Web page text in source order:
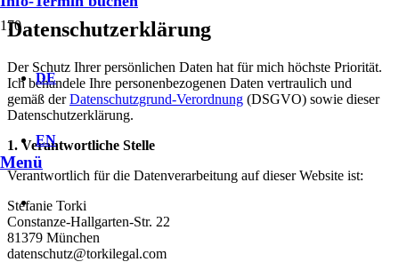
DE
EN
Menü
Datenschutzerklärung
Der Schutz Ihrer persönlichen Daten hat für mich höchste Priorität.
Ich behandele Ihre personenbezogenen Daten vertraulich und
gemäß derDatenschutzgrund-Verordnung (DSGVO) sowie dieser
Datenschutzerklärung.
1. Verantwortliche Stelle
Verantwortlich für die Datenverarbeitung auf dieser Website ist:
Stefanie Torki
Constanze-Hallgarten-Str. 22
81379 München
datenschutz@torkilegal.com